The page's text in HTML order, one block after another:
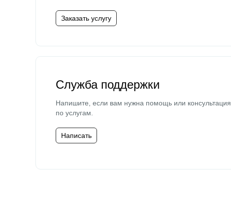
Заказать услугу
Служба поддержки
Напишите, если вам нужна помощь или консультация
по услугам.
Написать